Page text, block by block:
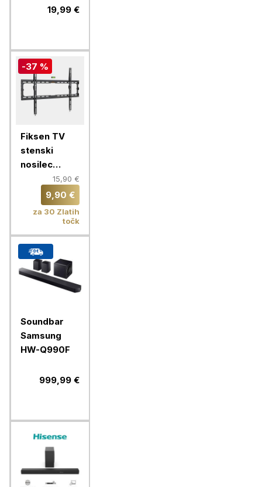
MANHATTAN,
tanek
19,99 €
-37 %
Fiksen TV
stenski
nosilec
VonHaus 37-
70'', do 35
15,90 €
9,90 €
za 30 Zlatih
točk
Soundbar
Samsung
HW-Q990F
999,99 €